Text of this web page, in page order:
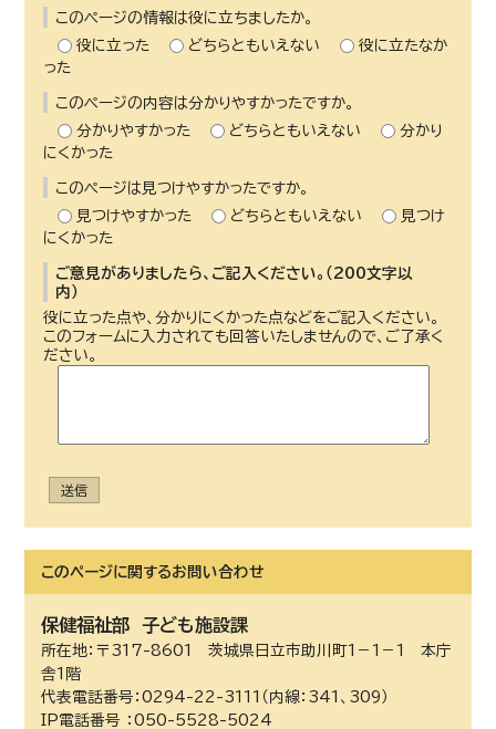
このページの情報は役に立ちましたか。
役に立った
どちらともいえない
役に立たなか
った
このページの内容は分かりやすかったですか。
分かりやすかった
どちらともいえない
分かり
にくかった
このページは見つけやすかったですか。
見つけやすかった
どちらともいえない
見つけ
にくかった
ご意見がありましたら、ご記入ください。（200文字以
内）
役に立った点や、分かりにくかった点などをご記入ください。
このフォームに入力されても回答いたしませんので、ご了承く
ださい。
送信
このページに関するお問い合わせ
保健福祉部子ども施設課
所在地：〒317-8601 茨城県日立市助川町1－1－1 本庁
舎1階
代表電話番号：0294-22-3111（内線：341、309）
IP電話番号 ：050-5528-5024